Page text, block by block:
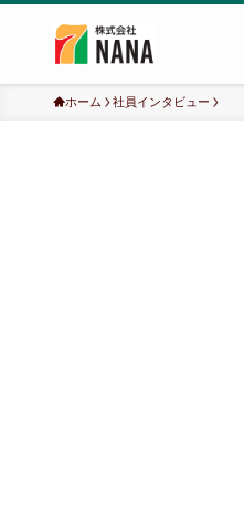
ホーム 社員インタビュー